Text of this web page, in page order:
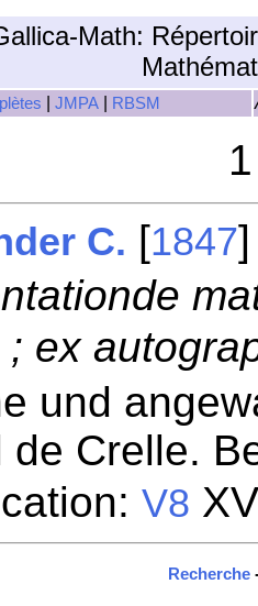
Math:
JMPA RBSM
C. [1847
ex
und
de Crelle.
V8
Recherche